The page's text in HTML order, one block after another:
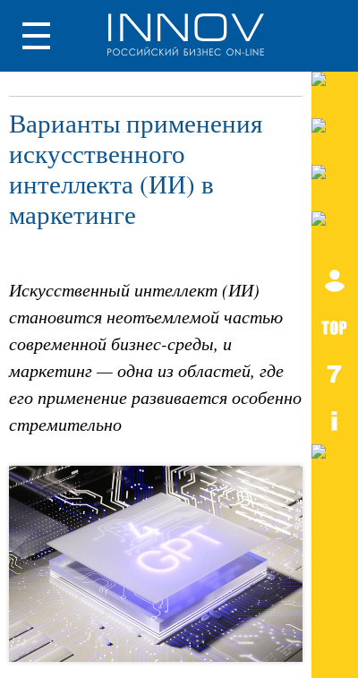
Варианты применения
искусственного
интеллекта (ИИ) в
маркетинге
Искусственный интеллект (ИИ)
становится неотъемлемой частью
современной бизнес-среды, и
маркетинг — одна из областей, где
его применение развивается особенно
стремительно